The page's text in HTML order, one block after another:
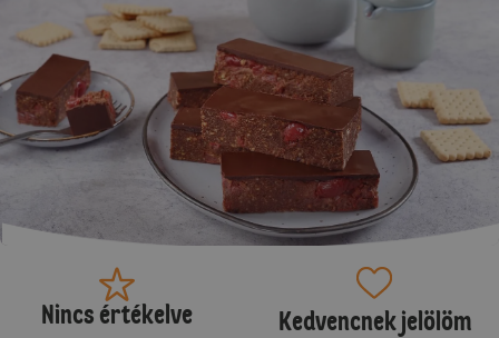
Nincs értékelve Kedvencnek jelölöm